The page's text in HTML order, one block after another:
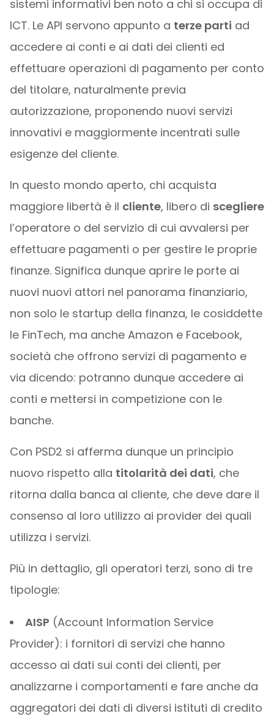
sistemi informativi ben noto a chi si occupa di
ICT. Le API servono appunto a terze parti ad
accedere ai conti e ai dati dei clienti ed
effettuare operazioni di pagamento per conto
del titolare, naturalmente previa
autorizzazione, proponendo nuovi servizi
innovativi e maggiormente incentrati sulle
esigenze del cliente.
In questo mondo aperto, chi acquista
maggiore libertà è il cliente, libero di scegliere
l’operatore o del servizio di cui avvalersi per
effettuare pagamenti o per gestire le proprie
finanze. Significa dunque aprire le porte ai
nuovi nuovi attori nel panorama finanziario,
non solo le startup della finanza, le cosiddette
le FinTech, ma anche Amazon e Facebook,
società che offrono servizi di pagamento e
via dicendo: potranno dunque accedere ai
conti e mettersi in competizione con le
banche.
Con PSD2 si afferma dunque un principio
nuovo rispetto alla titolarità dei dati, che
ritorna dalla banca al cliente, che deve dare il
consenso al loro utilizzo ai provider dei quali
utilizza i servizi.
Più in dettaglio, gli operatori terzi, sono di tre
tipologie:
AISP (Account Information Service
Provider): i fornitori di servizi che hanno
accesso ai dati sui conti dei clienti, per
analizzarne i comportamenti e fare anche da
aggregatori dei dati di diversi istituti di credito